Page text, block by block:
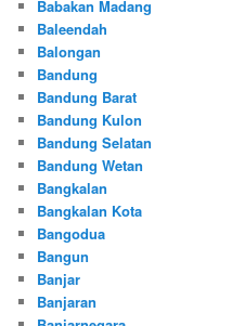
Babakan Madang
Baleendah
Balongan
Bandung
Bandung Barat
Bandung Kulon
Bandung Selatan
Bandung Wetan
Bangkalan
Bangkalan Kota
Bangodua
Bangun
Banjar
Banjaran